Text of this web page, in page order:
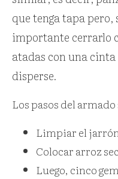
que tenga tapa
importante cerrarlo
atadas con una
disperse.
Los pasos del armado
Limpiar el jarrón
Colocar arroz
Luego, cinco